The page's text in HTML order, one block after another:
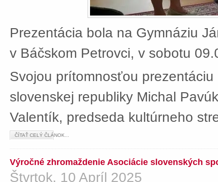
Prezentácia bola na Gymnáziu
v Báčskom Petrovci, v sobotu
Svojou prítomnosťou
slovenskej republiky Michal
Valentík, predseda kultúrneho
ČÍTAŤ CELÝ ČLÁNOK...
Výročné zhromaždenie Asociácie slovenských
Štvrtok, 10 Apríl 2025